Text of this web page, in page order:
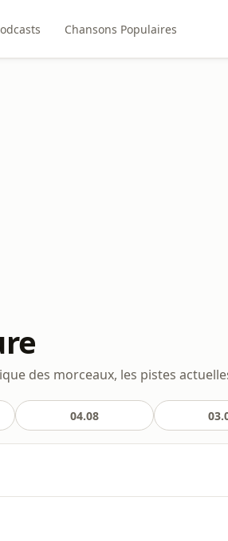
Chansons Populaires
des morceaux, les pistes
04.08